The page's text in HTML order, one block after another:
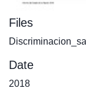
Files
Date
2018